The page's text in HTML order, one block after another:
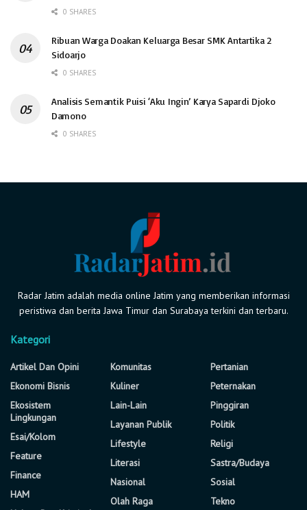
0 SHARES
Ribuan Warga Doakan Keluarga Besar SMK Antartika 2
Sidoarjo
0 SHARES
Analisis Semantik Puisi ‘Aku Ingin’ Karya Sapardi Djoko
Damono
0 SHARES
Radar Jatim adalah media online Jatim yang memberikan informasi
peristiwa dan berita Jawa Timur dan Surabaya terkini dan terbaru.
Kategori
Artikel Dan Opini
Ekonomi Bisnis
Ekosistem
Lingkungan
Esai/Kolom
Feature
Finance
HAM
Komunitas
Kuliner
Lain-Lain
Layanan Publik
Lifestyle
Literasi
Nasional
Olah Raga
Pertanian
Peternakan
Pinggiran
Politik
Religi
Sastra/Budaya
Sosial
Tekno